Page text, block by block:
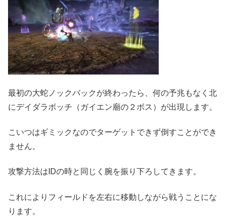
最初の大蛇ノックバックが終わったら、何の予兆もなく北
にデイダラボッチ（ガイエン廟の２ボス）が出現します。
こいつはギミックなのでターゲットできず倒すことができ
ません。
攻撃方法はIDの時と同じく腕を振り下ろしてきます。
これによりフィールドを左右に移動しながら戦うことにな
ります。